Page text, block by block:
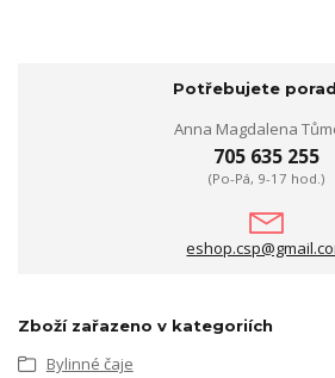
Potřebujete
Anna Magdalena
705 635 255
(Po-Pá, 9-17 hod.)
Zboží zařazeno v kategoriích
Bylinné čaje